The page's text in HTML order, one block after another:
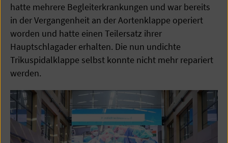
hatte mehrere Begleiterkrankungen und war bereits
in der Vergangenheit an der Aortenklappe operiert
worden und hatte einen Teilersatz ihrer
Hauptschlagader erhalten. Die nun undichte
Trikuspidalklappe selbst konnte nicht mehr repariert
werden.